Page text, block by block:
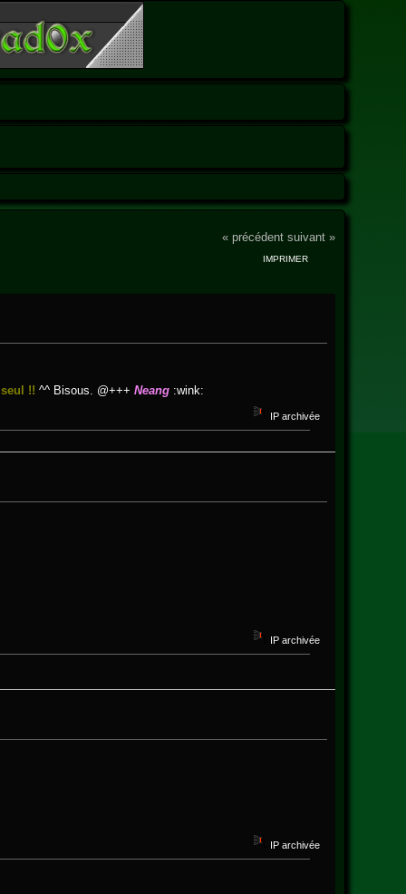
« précédent suivant »
IMPRIMER
!! ^^ Bisous. @+++ Neang:wink:
IP archivée
IP archivée
IP archivée